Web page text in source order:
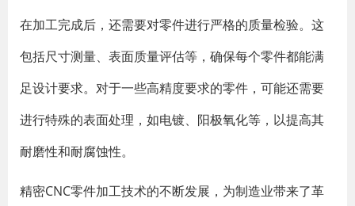
在加工完成后，还需要对零件进行严格的质量检验。这
包括尺寸测量、表面质量评估等，确保每个零件都能满
足设计要求。对于一些高精度要求的零件，可能还需要
进行特殊的表面处理，如电镀、阳极氧化等，以提高其
耐磨性和耐腐蚀性。
精密CNC零件加工技术的不断发展，为制造业带来了革